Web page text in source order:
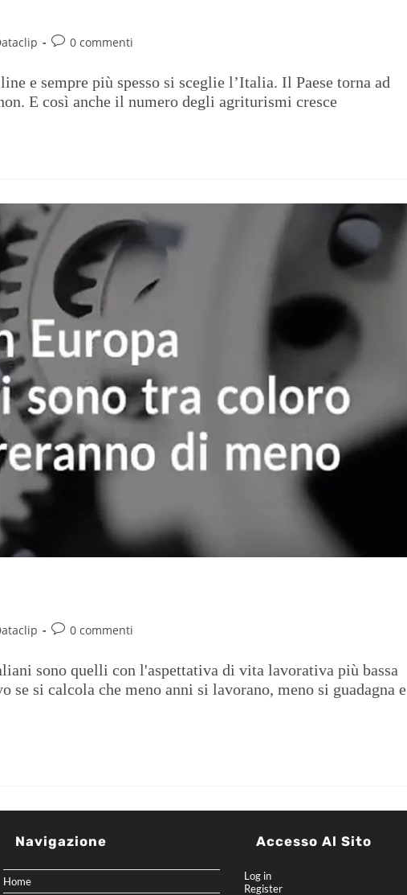
0 commenti
e sempre più spesso si sceglie l’Italia. Il Paese torna ad
E così anche il numero degli agriturismi cresce
0 commenti
sono quelli con l'aspettativa di vita lavorativa più bassa
se si calcola che meno anni si lavorano, meno si guadagna e
Navigazione
Home
Accesso Al Sito
Log in
Register